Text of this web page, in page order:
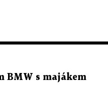
BMW s majákem